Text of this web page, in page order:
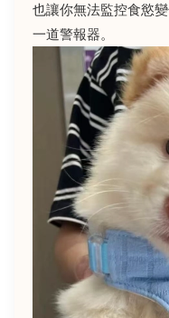
也讓你無法監控食慾
一道警報器。